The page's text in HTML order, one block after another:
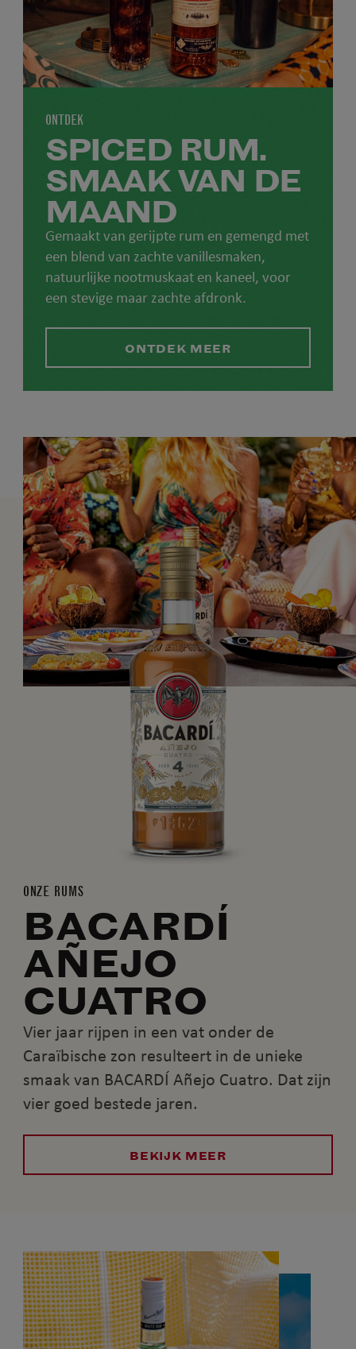
ONTDEK
SPICED RUM.
SMAAK VAN DE
MAAND
Gemaakt van gerijpte rum en gemengd met
een blend van zachte vanillesmaken,
natuurlijke nootmuskaat en kaneel, voor
een stevige maar zachte afdronk.
ONTDEK MEER
ONZE RUMS
BACARDÍ
AÑEJO
CUATRO
Vier jaar rijpen in een vat onder de
Caraïbische zon resulteert in de unieke
smaak van BACARDÍ Añejo Cuatro. Dat zijn
vier goed bestede jaren.
BEKIJK MEER